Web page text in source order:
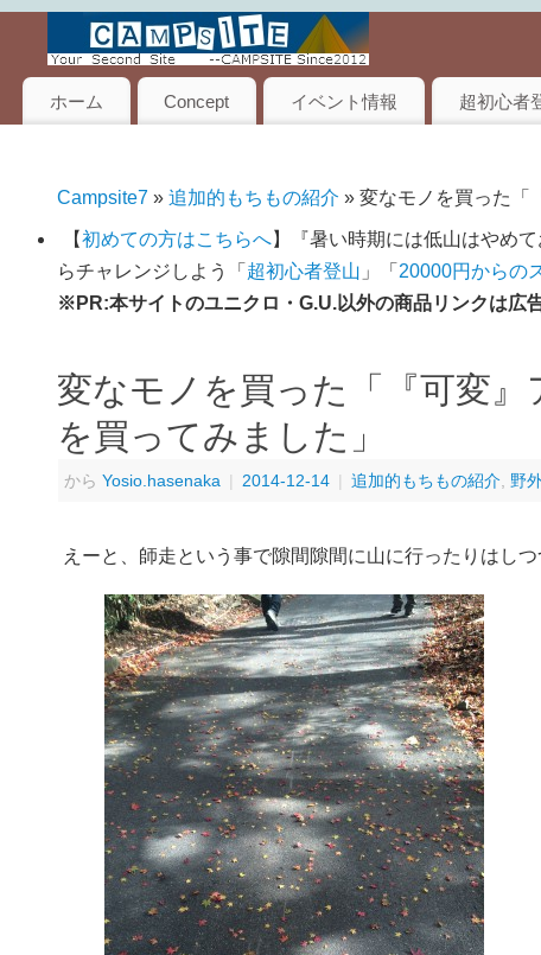
ホーム Concept イベント情報 超初心者
Campsite7 » 追加的もちもの紹介 » 変なモノを買った「
【初めての方はこちらへ】『暑い時期には低山はやめ
らチャレンジしよう「 超初心者登山 」「 20000円からの
※PR:本サイトのユニクロ・G.U.以外の商品リンクは
変なモノを買った「『可変
を買ってみました」
から Yosio.hasenaka | 2014-12-14 | 追加的もちもの紹介 野
えーと、師走という事で隙間隙間に山に行ったりはし